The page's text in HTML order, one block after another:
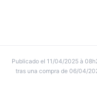
Publicado el 11/04/2025 à
tras una compra de 06/04/